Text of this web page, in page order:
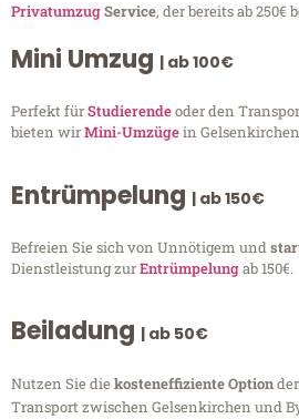
PrivatumzugService, der bereits ab 250€
Mini Umzug | ab 100€
Perfekt fürStudierendeoder den
bieten wirMini-Umzügein Gelsenkirchen
Entrümpelung | ab 150€
Befreien Sie sich von Unnötigem und
Dienstleistung zurEntrümpelungab 150€.
Beiladung | ab 50€
Nutzen Sie diekosteneffiziente Optionder
Transport zwischen Gelsenkirchen und